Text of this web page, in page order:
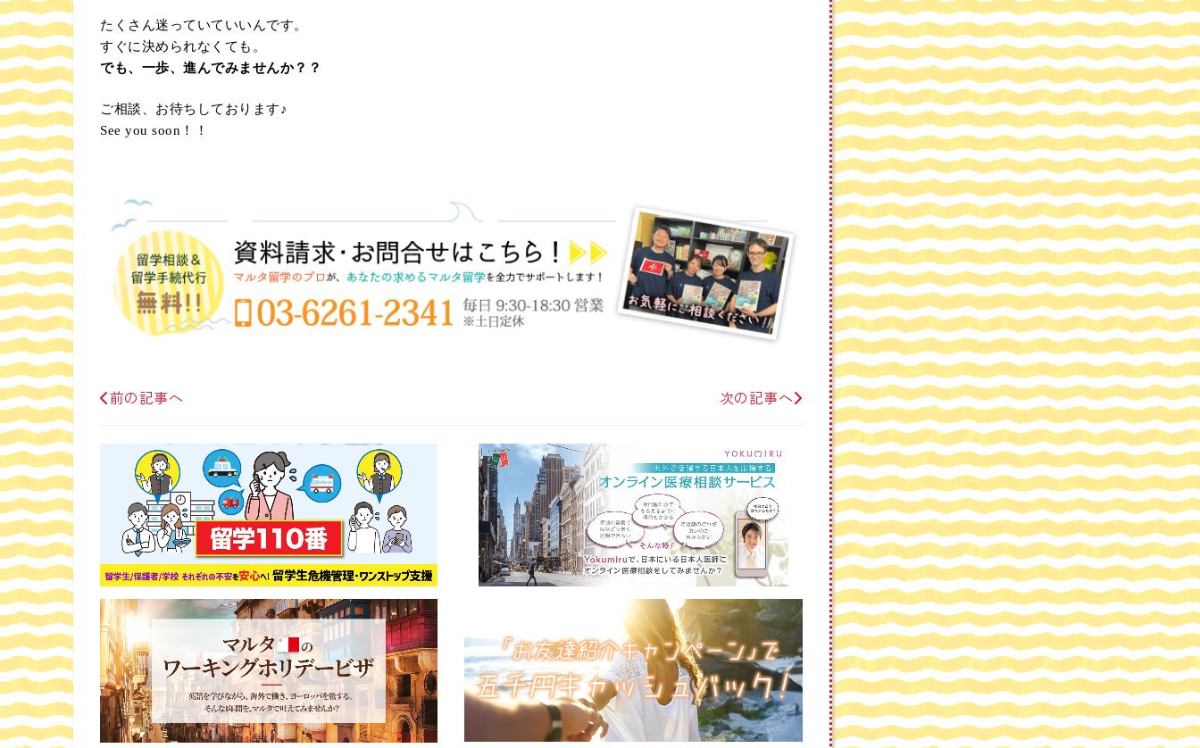
たくさん迷っていていいんです。
すぐに決められなくても。
でも、一歩、進んでみませんか？？
ご相談、お待ちしております♪
See you soon！！
前の記事へ 次の記事へ